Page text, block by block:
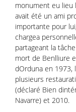
monument eu lieu
avait été un ami
importante pour
chargea
partageant la
mort de Benlliure
dOrduna en 1973,
plusieurs
(déclaré Bien
Navarre) et 2010.